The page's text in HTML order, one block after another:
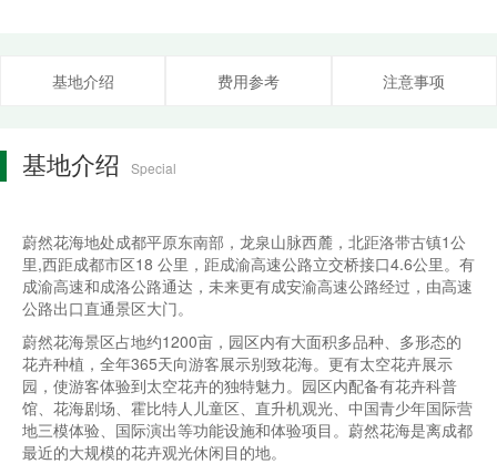
基地介绍 费用参考 注意事项
基地介绍 Special
蔚然花海地处成都平原东南部，龙泉山脉西麓，北距洛带古镇1公
里,西距成都市区18 公里，距成渝高速公路立交桥接口4.6公里。有
成渝高速和成洛公路通达，未来更有成安渝高速公路经过，由高速
公路出口直通景区大门。
蔚然花海景区占地约1200亩，园区内有大面积多品种、多形态的
花卉种植，全年365天向游客展示别致花海。更有太空花卉展示
园，使游客体验到太空花卉的独特魅力。园区内配备有花卉科普
馆、花海剧场、霍比特人儿童区、直升机观光、中国青少年国际营
地三模体验、国际演出等功能设施和体验项目。蔚然花海是离成都
最近的大规模的花卉观光休闲目的地。